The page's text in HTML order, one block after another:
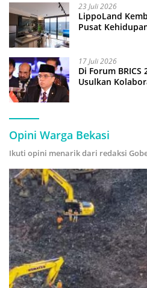
23 Juli 2026
LippoLand
Pusat
17 Juli 2026
Di Forum
Usulkan
Opini Warga Bekasi
Ikuti opini menarik dari redaksi